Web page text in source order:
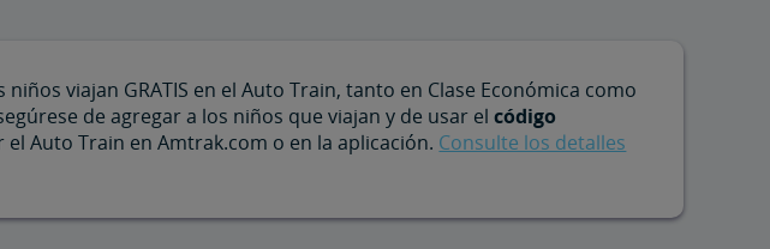
viajan GRATIS en el Auto Train, tanto en Clase Económica como
de agregar a los niños que viajan y de usar elcódigo
Auto Train en Amtrak.com o en la aplicación. Consulte los detalles